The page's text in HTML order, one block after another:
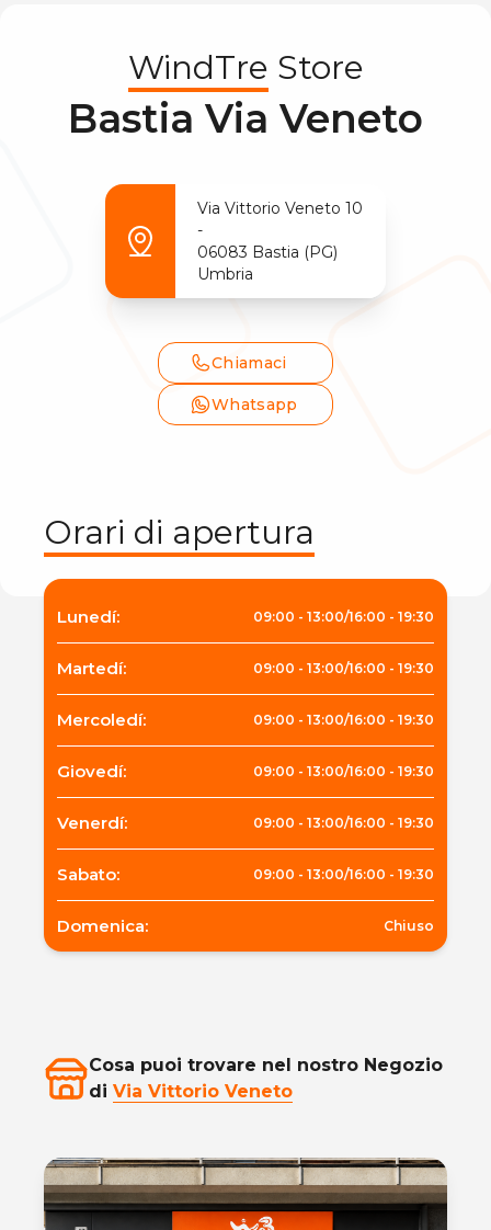
WindTre Store
Bastia Via Veneto
Via Vittorio Veneto 10
-
06083 Bastia (PG)
Umbria
Chiamaci
Whatsapp
Orari di apertura
Lunedí: 09:00 - 13:00/16:00 - 19:30
Martedí: 09:00 - 13:00/16:00 - 19:30
Mercoledí: 09:00 - 13:00/16:00 - 19:30
Giovedí: 09:00 - 13:00/16:00 - 19:30
Venerdí: 09:00 - 13:00/16:00 - 19:30
Sabato: 09:00 - 13:00/16:00 - 19:30
Domenica: Chiuso
Cosa puoi trovare nel nostro Negozio
di Via Vittorio Veneto